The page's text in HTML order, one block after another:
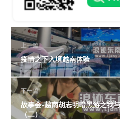
上一篇
疫情之下入境越南体验
下一篇
故事会-越南胡志明暗黑游之我
（二）